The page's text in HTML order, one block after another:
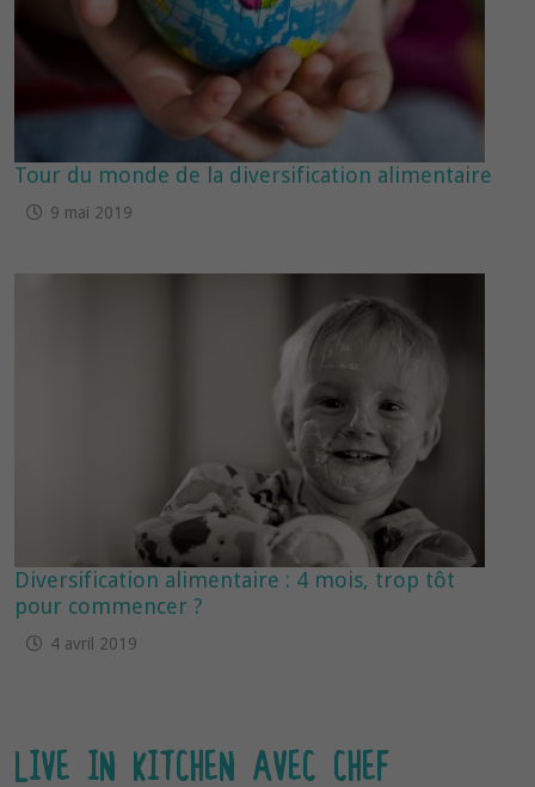
Tour du monde de la diversification alimentaire
9 mai 2019
Diversification alimentaire : 4 mois, trop tôt
pour commencer ?
4 avril 2019
LIVE IN KITCHEN AVEC CHEF